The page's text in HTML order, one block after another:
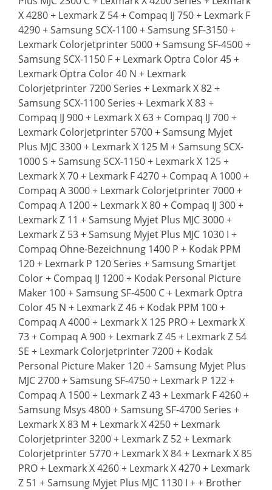
X 4280 + Lexmark Z 54 + Compaq IJ 750 + Lexmark F
4290 + Samsung SCX-1100 + Samsung SF-3150 +
Lexmark Colorjetprinter 5000 + Samsung SF-4500 +
Samsung SCX-1150 F + Lexmark Optra Color 45 +
Lexmark Optra Color 40 N + Lexmark
Colorjetprinter 7200 Series + Lexmark X 82 +
Samsung SCX-1100 Series + Lexmark X 83 +
Compaq IJ 900 + Lexmark X 63 + Compaq IJ 700 +
Lexmark Colorjetprinter 5700 + Samsung Myjet
Plus MJC 3300 + Lexmark X 125 M + Samsung SCX-
1000 S + Samsung SCX-1150 + Lexmark X 125 +
Lexmark X 70 + Lexmark F 4270 + Compaq A 1000 +
Compaq A 3000 + Lexmark Colorjetprinter 7000 +
Compaq A 1200 + Lexmark X 80 + Compaq IJ 300 +
Lexmark Z 11 + Samsung Myjet Plus MJC 3000 +
Lexmark Z 53 + Samsung Myjet Plus MJC 1030 I +
Compaq Ohne-Bezeichnung 1400 P + Kodak PPM
120 + Lexmark P 120 Series + Samsung Smartjet
Color + Compaq IJ 1200 + Kodak Personal Picture
Maker 100 + Samsung SF-4500 C + Lexmark Optra
Color 45 N + Lexmark Z 46 + Kodak PPM 100 +
Compaq A 4000 + Lexmark X 125 PRO + Lexmark X
73 + Compaq A 900 + Lexmark Z 45 + Lexmark Z 54
SE + Lexmark Colorjetprinter 7200 + Kodak
Personal Picture Maker 120 + Samsung Myjet Plus
MJC 2700 + Samsung SF-4750 + Lexmark P 122 +
Compaq A 1500 + Lexmark Z 43 + Lexmark F 4260 +
Samsung Msys 4800 + Samsung SF-4700 Series +
Lexmark X 83 M + Lexmark X 4250 + Lexmark
Colorjetprinter 3200 + Lexmark Z 52 + Lexmark
Colorjetprinter 5770 + Lexmark X 84 + Lexmark X 85
PRO + Lexmark X 4260 + Lexmark X 4270 + Lexmark
Z 51 + Samsung Myjet Plus MJC 1130 I + + Brother